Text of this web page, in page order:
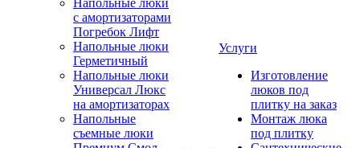
Напольные люки
с амортизаторами
Погребок Лифт
Напольные люки
Герметичный
Напольные люки
Универсал Люкс
на амортизаторах
Напольные
съемные люки
Услуги
Изготовление
люков под
плитку на заказ
Монтаж люка
под плитку